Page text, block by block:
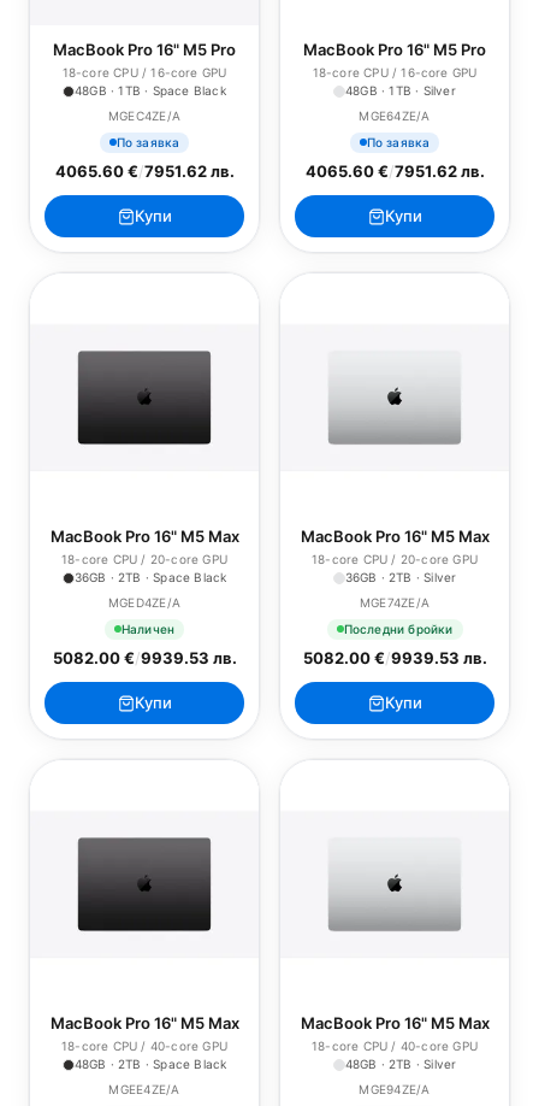
MacBook Pro 16" M5 Pro
18-core CPU / 16-core GPU
48GB · 1TB · Space Black
MGEC4ZE/A
По заявка
4065.60 €/7951.62 лв.
Купи
MacBook Pro 16" M5 Pro
18-core CPU / 16-core GPU
48GB · 1TB · Silver
MGE64ZE/A
По заявка
4065.60 €/7951.62 лв.
Купи
MacBook Pro 16" M5 Max
18-core CPU / 20-core GPU
36GB · 2TB · Space Black
MGED4ZE/A
Наличен
5082.00 €/9939.53 лв.
Купи
MacBook Pro 16" M5 Max
18-core CPU / 20-core GPU
36GB · 2TB · Silver
MGE74ZE/A
Последни бройки
5082.00 €/9939.53 лв.
Купи
MacBook Pro 16" M5 Max
18-core CPU / 40-core GPU
48GB · 2TB · Space Black
MGEE4ZE/A
MacBook Pro 16" M5 Max
18-core CPU / 40-core GPU
48GB · 2TB · Silver
MGE94ZE/A